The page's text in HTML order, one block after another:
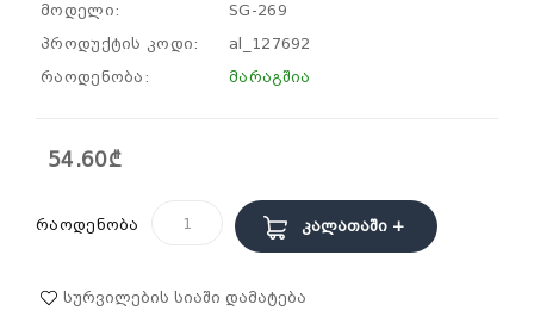
მოდელი:
SG-269
პროდუქტის კოდი:
al_127692
რაოდენობა:
მარაგშია
54.60₾
რაოდენობა Კალათაში +
Სურვილების Სიაში Დამატება